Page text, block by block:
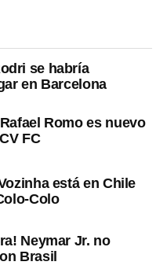
se habría
en Barcelona
Romo es nuevo
FC
está en Chile
Colo
Neymar Jr. no
Brasil